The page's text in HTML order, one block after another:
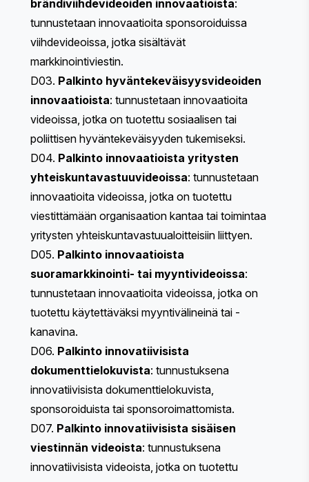
brändiviihdevideoiden innovaatioista:
tunnustetaan innovaatioita sponsoroiduissa
viihdevideoissa, jotka sisältävät
markkinointiviestin.
D03. Palkinto hyväntekeväisyysvideoiden
innovaatioista: tunnustetaan innovaatioita
videoissa, jotka on tuotettu sosiaalisen tai
poliittisen hyväntekeväisyyden tukemiseksi.
D04. Palkinto innovaatioista yritysten
yhteiskuntavastuuvideoissa: tunnustetaan
innovaatioita videoissa, jotka on tuotettu
viestittämään organisaation kantaa tai toimintaa
yritysten yhteiskuntavastuualoitteisiin liittyen.
D05. Palkinto innovaatioista
suoramarkkinointi- tai myyntivideoissa:
tunnustetaan innovaatioita videoissa, jotka on
tuotettu käytettäväksi myyntivälineinä tai -
kanavina.
D06. Palkinto innovatiivisista
dokumenttielokuvista: tunnustuksena
innovatiivisista dokumenttielokuvista,
sponsoroiduista tai sponsoroimattomista.
D07. Palkinto innovatiivisista sisäisen
viestinnän videoista: tunnustuksena
innovatiivisista videoista, jotka on tuotettu